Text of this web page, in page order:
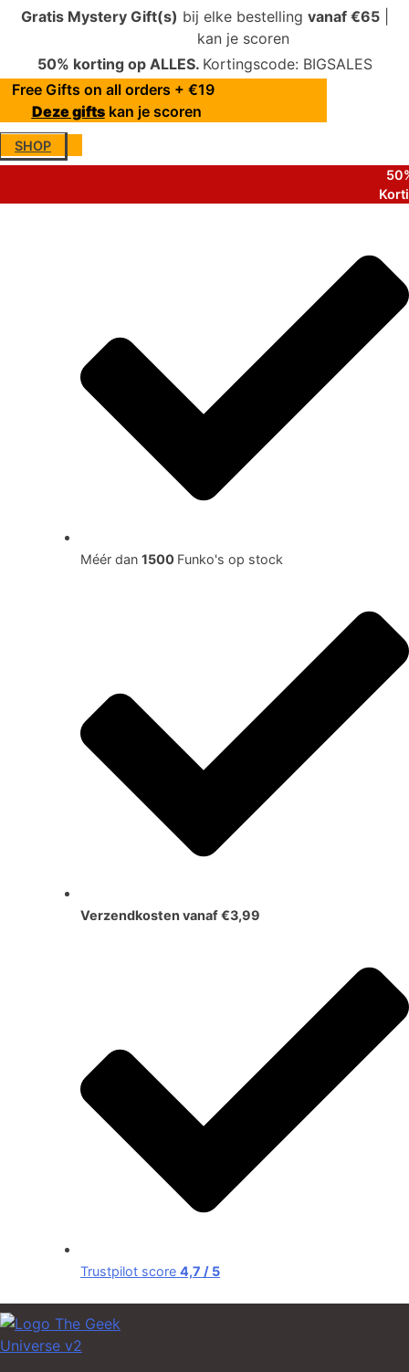
Gratis Mystery Gift(s) bij elke bestelling vanaf €65|
kan je scoren
50% korting op ALLES. Kortingscode: BIGSALES
Free Gifts on all orders + €19
Deze giftskan je scoren
SHOP
Méér dan 1500 Funko's op stock
Verzendkosten vanaf €3,99
Trustpilot score 4,7 / 5